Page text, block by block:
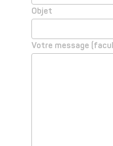
Objet
Votre message